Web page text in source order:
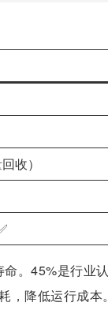
收）
。45%是行业认
降低运行成本。